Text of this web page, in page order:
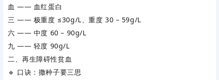
血 —— 血红蛋白
三 —— 极重度 ≤30g/L、重度 30 – 59g/L
六 —— 中度 60 – 90g/L
九 —— 轻度 90g/L
二、再生障碍性贫血
🔹 口诀：撒种子要三思